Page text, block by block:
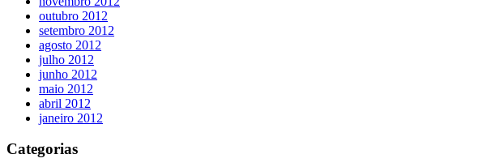
outubro 2012
setembro 2012
agosto 2012
julho 2012
junho 2012
maio 2012
abril 2012
janeiro 2012
Categorias